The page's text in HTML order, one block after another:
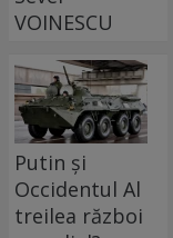
VOINESCU
Putin și
Occidentul Al
treilea război